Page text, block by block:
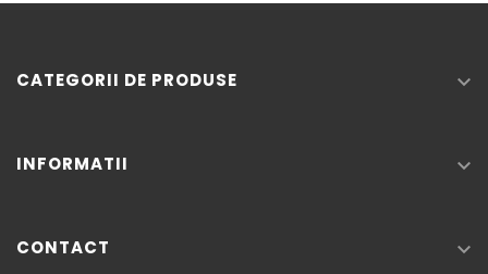
CATEGORII DE PRODUSE 
INFORMATII 
CONTACT 